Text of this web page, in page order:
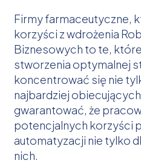
Firmy farmaceutyczne,
korzyści z wdrożenia
Biznesowych to te,
stworzenia optymalnej
koncentrować się nie
najbardziej
gwarantować, że
potencjalnych korzyści
automatyzacji nie tylko
nich.